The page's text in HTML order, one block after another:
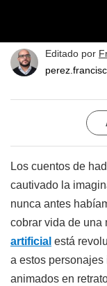
Editado por
Los cuentos de
cautivado la
nunca antes
cobrar vida de una
artificial está
a estos
animados en